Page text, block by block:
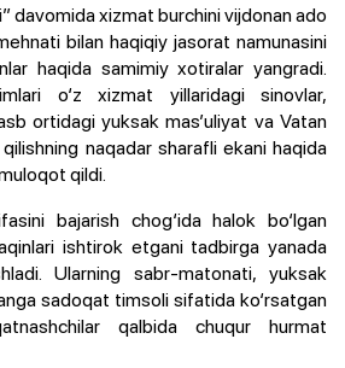
davomida xizmat burchini vijdonan ado
bilan haqiqiy jasorat namunasini
haqida samimiy xotiralar yangradi.
o‘z xizmat yillaridagi sinovlar,
ortidagi yuksak mas’uliyat va Vatan
naqadar sharafli ekani haqida
qildi.
bajarish chog‘ida halok bo‘lgan
ishtirok etgani tadbirga yanada
Ularning sabr-matonati, yuksak
sadoqat timsoli sifatida ko‘rsatgan
qalbida chuqur hurmat